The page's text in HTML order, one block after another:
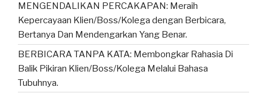
MENGENDALIKAN PERCAKAPAN: Meraih
Kepercayaan Klien/Boss/Kolega dengan Berbicara,
Bertanya Dan Mendengarkan Yang Benar.
BERBICARA TANPA KATA: Membongkar Rahasia Di
Balik Pikiran Klien/Boss/Kolega Melalui Bahasa
Tubuhnya.